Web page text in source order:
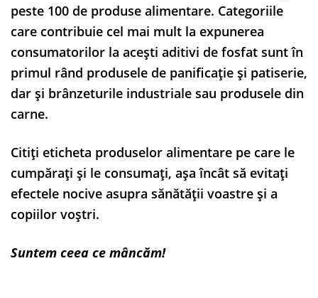
peste 100 de produse alimentare. Categoriile
care contribuie cel mai mult la expunerea
consumatorilor la acești aditivi de fosfat sunt în
primul rând produsele de panificație și patiserie,
dar și brânzeturile industriale sau produsele din
carne.
Citiți eticheta produselor alimentare pe care le
cumpărați și le consumați, așa încât să evitați
efectele nocive asupra sănătății voastre și a
copiilor voștri.
Suntem ceea ce mâncăm!